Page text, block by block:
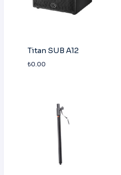
Titan SUB A12
₺0.00